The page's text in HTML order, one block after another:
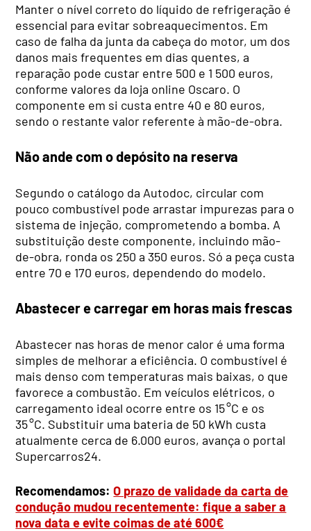
Manter o nível correto do líquido de refrigeração é
essencial para evitar sobreaquecimentos. Em
caso de falha da junta da cabeça do motor, um dos
danos mais frequentes em dias quentes, a
reparação pode custar entre 500 e 1 500 euros,
conforme valores da loja online Oscaro. O
componente em si custa entre 40 e 80 euros,
sendo o restante valor referente à mão-de-obra.
Não ande com o depósito na reserva
Segundo o catálogo da Autodoc, circular com
pouco combustível pode arrastar impurezas para o
sistema de injeção, comprometendo a bomba. A
substituição deste componente, incluindo mão-
de-obra, ronda os 250 a 350 euros. Só a peça custa
entre 70 e 170 euros, dependendo do modelo.
Abastecer e carregar em horas mais frescas
Abastecer nas horas de menor calor é uma forma
simples de melhorar a eficiência. O combustível é
mais denso com temperaturas mais baixas, o que
favorece a combustão. Em veículos elétricos, o
carregamento ideal ocorre entre os 15 °C e os
35 °C. Substituir uma bateria de 50 kWh custa
atualmente cerca de 6.000 euros, avança o portal
Supercarros24.
Recomendamos:O prazo de validade da carta de
condução mudou recentemente: fique a saber a
nova data e evite coimas de até 600€